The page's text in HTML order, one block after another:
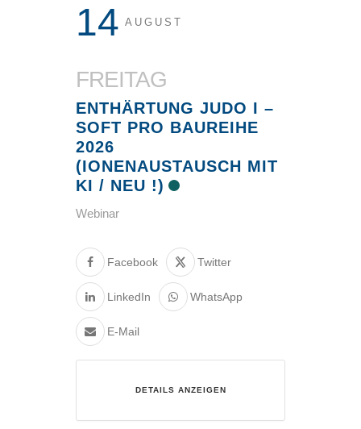
14 AUGUST
FREITAG
ENTHÄRTUNG JUDO I –
SOFT PRO BAUREIHE
2026
(IONENAUSTAUSCH MIT
KI / NEU !)
Webinar
Facebook Twitter
LinkedIn WhatsApp
E-Mail
DETAILS ANZEIGEN